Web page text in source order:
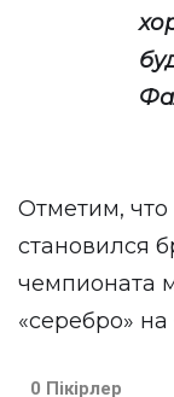
Отметим,
становился
чемпионата
«серебро»
0 Пікірлер